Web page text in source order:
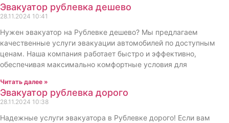
Эвакуатор рублевка дешево
28.11.2024 10:41
Нужен эвакуатор на Рублевке дешево? Мы предлагаем
качественные услуги эвакуации автомобилей по доступным
ценам. Наша компания работает быстро и эффективно,
обеспечивая максимально комфортные условия для
Читать далее »
Эвакуатор рублевка дорого
28.11.2024 10:38
Надежные услуги эвакуатора в Рублевке дорого! Если вам